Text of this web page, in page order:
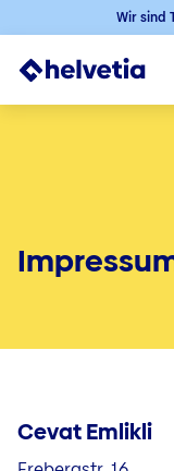
Wir sind
Über uns
Cevat Emlikli